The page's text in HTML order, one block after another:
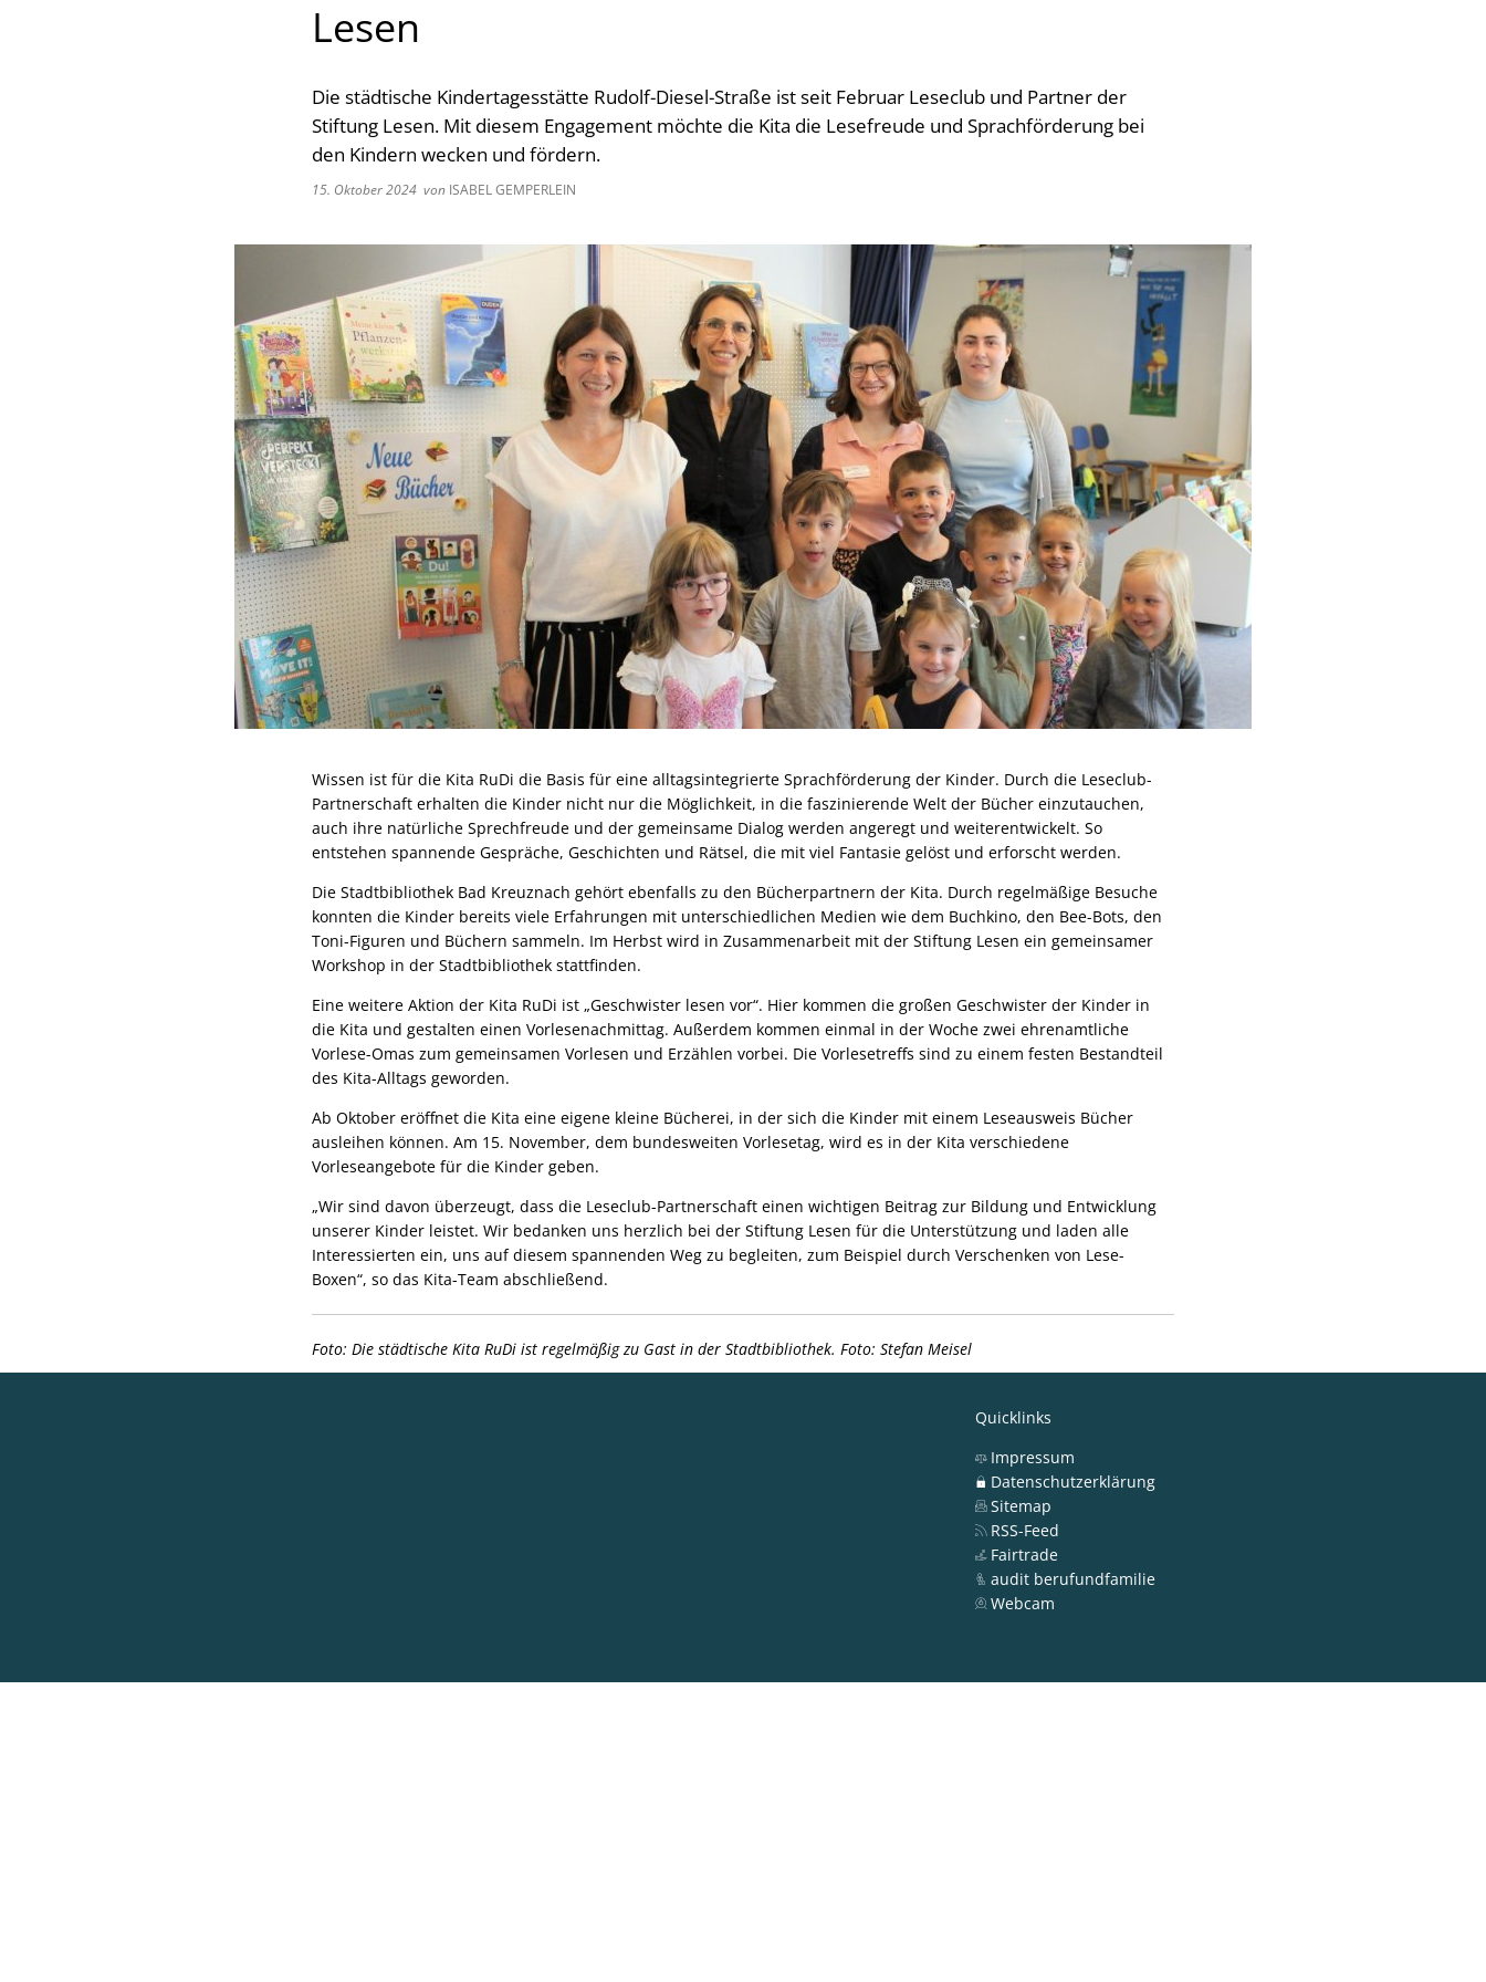
Lesen
Die städtische Kindertagesstätte Rudolf-Diesel-Straße ist seit Februar Leseclub und Partner der
Stiftung Lesen. Mit diesem Engagement möchte die Kita die Lesefreude und Sprachförderung bei
den Kindern wecken und fördern.
15. Oktober 2024 von ISABEL GEMPERLEIN
Wissen ist für die Kita RuDi die Basis für eine alltagsintegrierte Sprachförderung der Kinder. Durch die Leseclub-
Partnerschaft erhalten die Kinder nicht nur die Möglichkeit, in die faszinierende Welt der Bücher einzutauchen,
auch ihre natürliche Sprechfreude und der gemeinsame Dialog werden angeregt und weiterentwickelt. So
entstehen spannende Gespräche, Geschichten und Rätsel, die mit viel Fantasie gelöst und erforscht werden.
Die Stadtbibliothek Bad Kreuznach gehört ebenfalls zu den Bücherpartnern der Kita. Durch regelmäßige Besuche
konnten die Kinder bereits viele Erfahrungen mit unterschiedlichen Medien wie dem Buchkino, den Bee-Bots, den
Toni-Figuren und Büchern sammeln. Im Herbst wird in Zusammenarbeit mit der Stiftung Lesen ein gemeinsamer
Workshop in der Stadtbibliothek stattfinden.
Eine weitere Aktion der Kita RuDi ist „Geschwister lesen vor“. Hier kommen die großen Geschwister der Kinder in
die Kita und gestalten einen Vorlesenachmittag. Außerdem kommen einmal in der Woche zwei ehrenamtliche
Vorlese-Omas zum gemeinsamen Vorlesen und Erzählen vorbei. Die Vorlesetreffs sind zu einem festen Bestandteil
des Kita-Alltags geworden.
Ab Oktober eröffnet die Kita eine eigene kleine Bücherei, in der sich die Kinder mit einem Leseausweis Bücher
ausleihen können. Am 15. November, dem bundesweiten Vorlesetag, wird es in der Kita verschiedene
Vorleseangebote für die Kinder geben.
„Wir sind davon überzeugt, dass die Leseclub-Partnerschaft einen wichtigen Beitrag zur Bildung und Entwicklung
unserer Kinder leistet. Wir bedanken uns herzlich bei der Stiftung Lesen für die Unterstützung und laden alle
Interessierten ein, uns auf diesem spannenden Weg zu begleiten, zum Beispiel durch Verschenken von Lese-
Boxen“, so das Kita-Team abschließend.
Foto: Die städtische Kita RuDi ist regelmäßig zu Gast in der Stadtbibliothek. Foto: Stefan Meisel
Quicklinks
Impressum
Datenschutzerklärung
Sitemap
RSS-Feed
Fairtrade
audit berufundfamilie
Webcam